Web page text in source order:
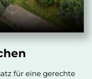
für eine gerechte